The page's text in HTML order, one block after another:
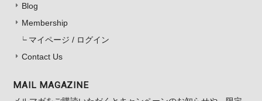
Blog
Membership
マイページ / ログイン
Contact Us
MAIL MAGAZINE